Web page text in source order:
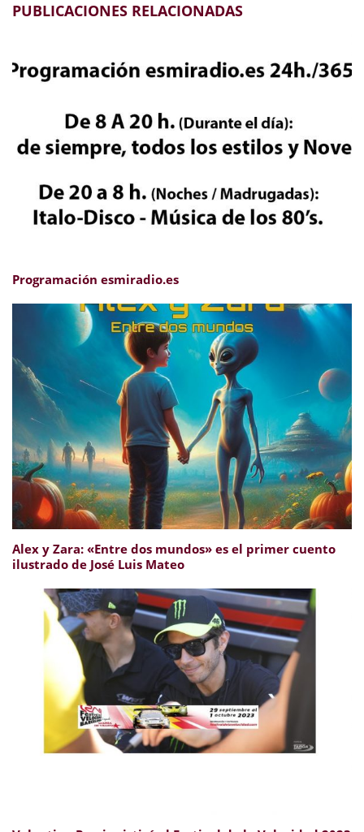
PUBLICACIONES RELACIONADAS
Programación esmiradio.es
Alex y Zara: «Entre dos mundos» es el primer cuento
ilustrado de José Luis Mateo